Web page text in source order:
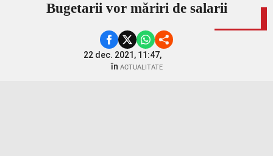
Bugetarii vor măriri de salarii
22 dec. 2021, 11:47,
în ACTUALITATE